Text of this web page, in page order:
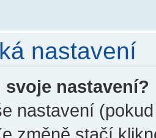
nastavení
svoje nastavení?
nastavení
změně stačí